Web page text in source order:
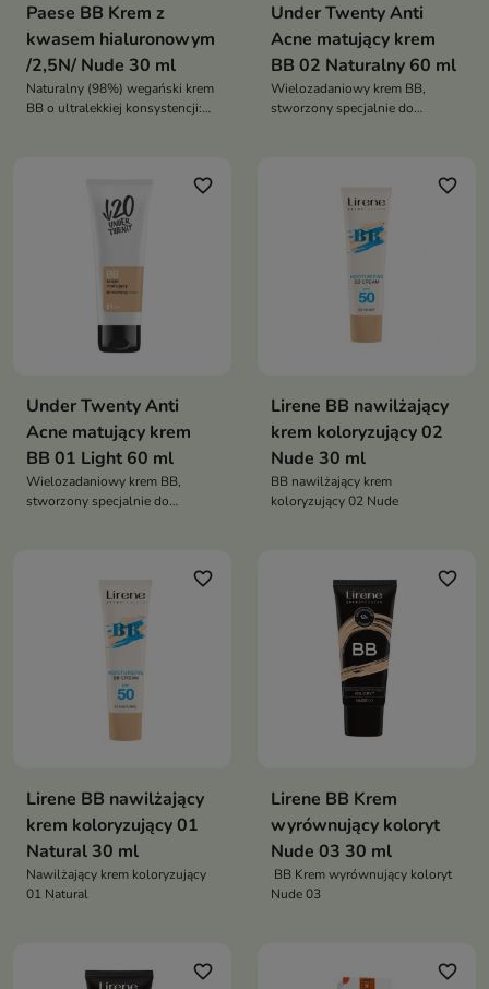
Paese BB Krem z
kwasem hialuronowym
/2,5N/ Nude 30 ml
Naturalny (98%) wegański krem
BB o ultralekkiej konsystencji:
światłem niebieskim
Under Twenty Anti
Acne matujący krem
BB 02 Naturalny 60 ml
Wielozadaniowy krem BB,
stworzony specjalnie do
favorite_border
Under Twenty Anti
Acne matujący krem
BB 01 Light 60 ml
Wielozadaniowy krem BB,
stworzony specjalnie do
favorite_border
Lirene BB nawilżający
krem koloryzujący 02
Nude 30 ml
BB nawilżający krem
koloryzujący 02 Nude
favorite_border
Lirene BB nawilżający
krem koloryzujący 01
Natural 30 ml
Nawilżający krem koloryzujący
01 Natural
favorite_border
Lirene BB Krem
wyrównujący koloryt
Nude 03 30 ml
BB Krem wyrównujący koloryt
Nude 03
favorite_border favorite_border